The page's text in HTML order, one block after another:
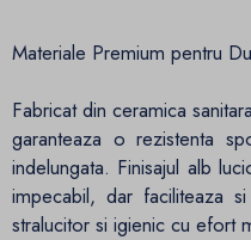
Materiale Premium pentru
Fabricat din ceramica
garanteaza o rezistenta
indelungata. Finisajul alb
impecabil, dar faciliteaza
stralucitor si igienic cu efort